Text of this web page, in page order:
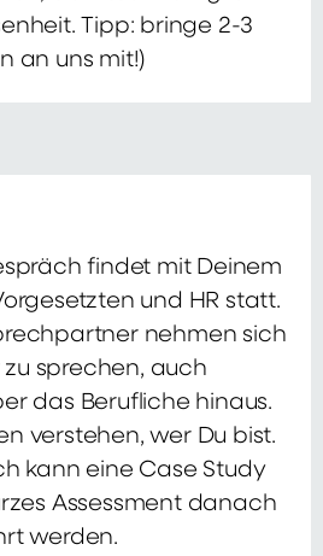
Tipp: bringe 2-3
an uns mit!)
findet mit Deinem
und HR statt.
nehmen sich
zu sprechen, auch
das Berufliche hinaus.
verstehen, wer Du bist.
kann eine Case Study
Assessment danach
werden.